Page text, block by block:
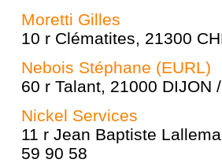
Moretti Gilles
10 r Clématites, 21300
Nebois Stéphane (EURL)
60 r Talant, 21000 DIJON
Nickel Services
11 r Jean Baptiste
59 90 58